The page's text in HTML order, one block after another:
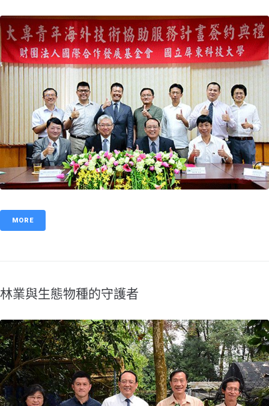
MORE
林業與生態物種的守護者